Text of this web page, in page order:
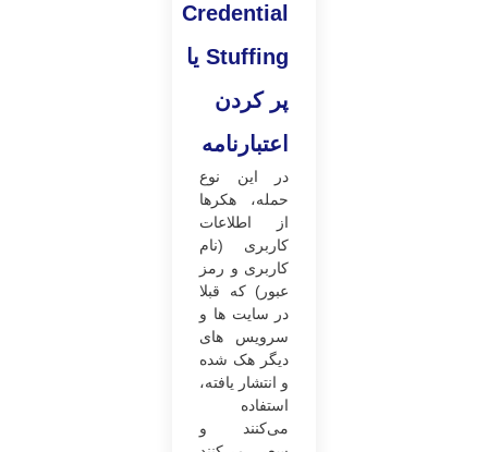
Credential
Stuffingیا
پر کردن
اعتبارنامه
در این نوع
حمله، هکرها
از اطلاعات
کاربری (نام
کاربری و رمز
عبور) که قبلا
در سایت ها و
سرویس های
دیگر هک شده
و انتشار یافته،
استفاده
می‌کنند و